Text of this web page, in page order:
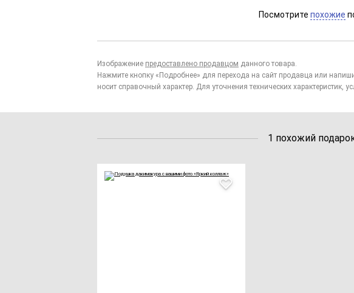
Посмотритепохожие
Изображение предоставлено продавцом данного товара.
Нажмите кнопку «Подробнее» для перехода на сайт продавца или
носит справочный характер. Для уточнения технических характеристик,
1 похожий